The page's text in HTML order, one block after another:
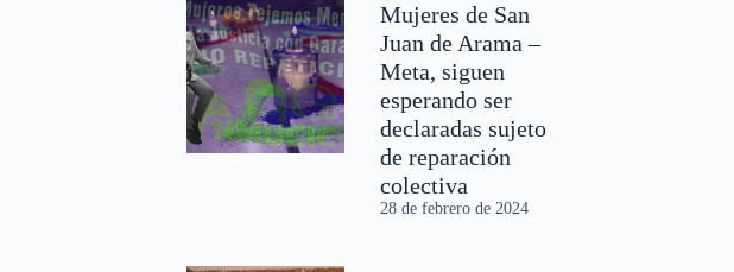
Mujeres de San
Juan de Arama –
Meta, siguen
esperando ser
declaradas sujeto
de reparación
colectiva
28 de febrero de 2024